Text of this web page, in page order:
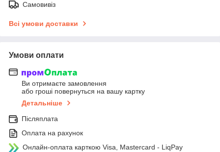
Самовивіз
Всі умови доставки
Умови оплати
Ви отримаєте замовлення
або гроші повернуться на вашу картку
Детальніше
Післяплата
Оплата на рахунок
Онлайн-оплата карткою Visa, Mastercard - LiqPay